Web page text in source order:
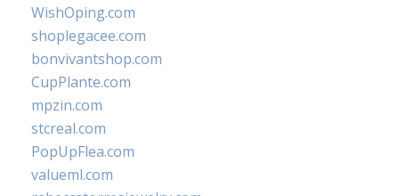
WishOping.com
shoplegacee.com
bonvivantshop.com
CupPlante.com
mpzin.com
stcreal.com
PopUpFlea.com
valueml.com